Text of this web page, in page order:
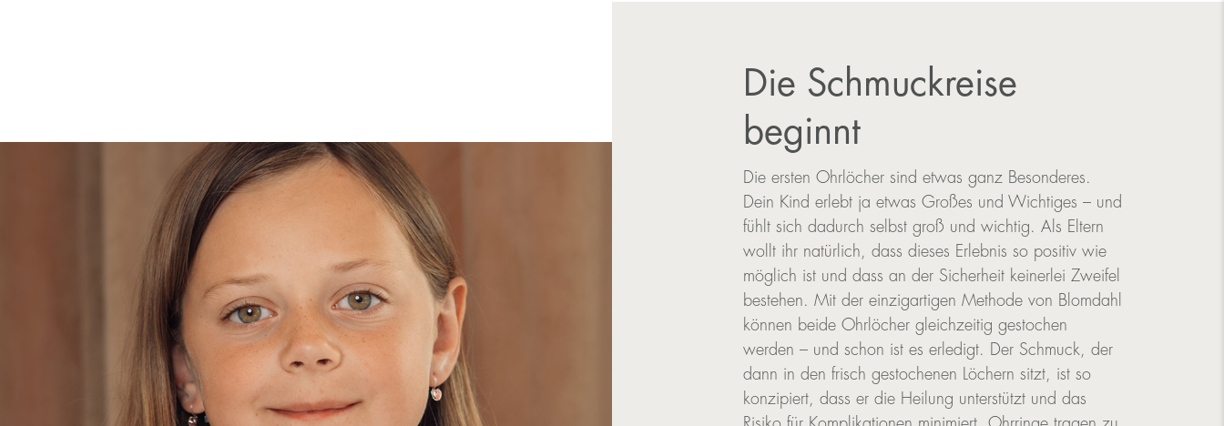
Die Schmuckreise
beginnt
Die ersten Ohrlöcher sind etwas ganz Besonderes.
Dein Kind erlebt ja etwas Großes und Wichtiges – und
fühlt sich dadurch selbst groß und wichtig. Als Eltern
wollt ihr natürlich, dass dieses Erlebnis so positiv wie
möglich ist und dass an der Sicherheit keinerlei Zweifel
bestehen. Mit der einzigartigen Methode von Blomdahl
können beide Ohrlöcher gleichzeitig gestochen
werden – und schon ist es erledigt. Der Schmuck, der
dann in den frisch gestochenen Löchern sitzt, ist so
konzipiert, dass er die Heilung unterstützt und das